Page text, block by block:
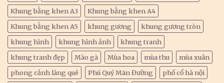
Khung bằng khen A3
Khung bằng khen A4
Khung bằng khen A5
khung gương
khung gương tròn
khung hình
khung hình ảnh
khung tranh
khung tranh đẹp
Mào gà Mùa hoa mùa thu
mùa xuân
phong cảnh làng quê
Phú Quý Mãn Đường
phố cổ hà nội